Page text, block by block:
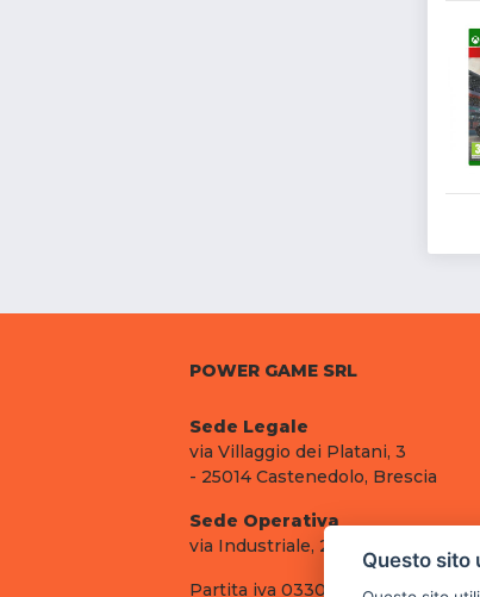
POWER GAME SRL
Sede Legale
via Villaggio dei Platani, 3
- 25014 Castenedolo, Brescia
Sede Operativa
via Industriale, 2 - 25082 Botticino,
Partita iva 03308130982
Questo sito